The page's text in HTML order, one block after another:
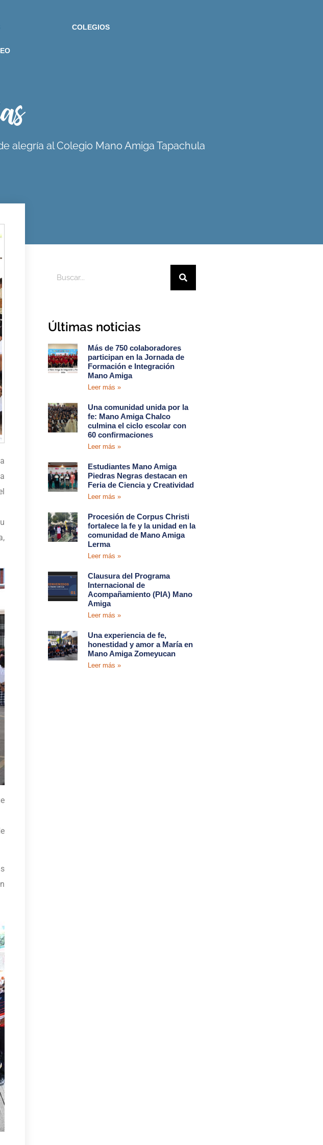
COLEGIOS
alegría al Colegio Mano Amiga Tapachula
Últimas noticias
Más de 750 colaboradores
participan en la Jornada de
Formación e Integración
Mano Amiga
Leer más »
Una comunidad unida por la
fe: Mano Amiga Chalco
culmina el ciclo escolar con
60 confirmaciones
Leer más »
Estudiantes Mano Amiga
Piedras Negras destacan en
Feria de Ciencia y Creatividad
Leer más »
Procesión de Corpus Christi
fortalece la fe y la unidad en la
comunidad de Mano Amiga
Lerma
Leer más »
Clausura del Programa
Internacional de
Acompañamiento (PIA) Mano
Amiga
Leer más »
Una experiencia de fe,
honestidad y amor a María en
Mano Amiga Zomeyucan
Leer más »